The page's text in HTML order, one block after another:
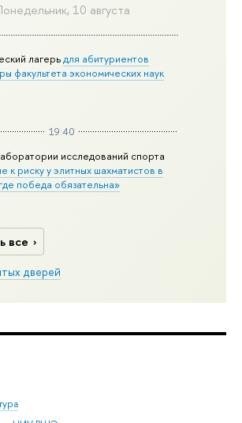
10 августа
лагерьдля абитуриентов
факультета экономических наук
19:40
исследований спорта
к риску у элитных шахматистов в
победа обязательна»
все
дверей